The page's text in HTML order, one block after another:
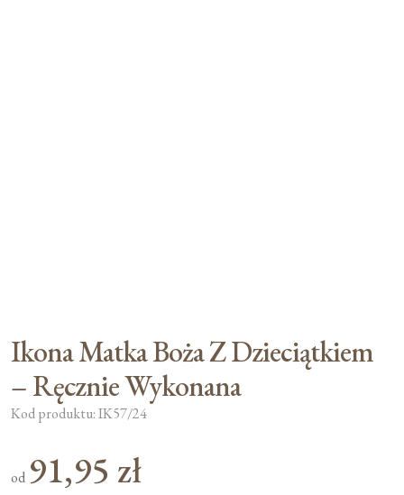
Ikona Matka Boża Z Dzieciątkiem
– Ręcznie Wykonana
Kod produktu: IK57/24
od 91,95 zł